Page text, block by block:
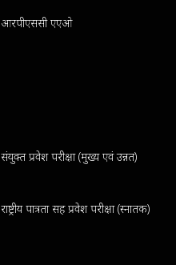
आरपीएससी एएओ
संयुक्त प्रवेश परीक्षा (मुख्य एवं उन्नत)
राष्ट्रीय पात्रता सह प्रवेश परीक्षा (स्नातक)